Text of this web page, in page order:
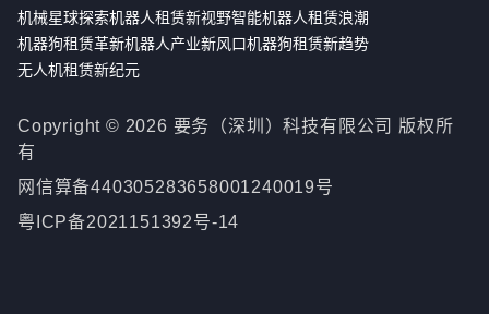
机械星球探索机器人租赁新视野智能机器人租赁浪潮
机器狗租赁革新机器人产业新风口机器狗租赁新趋势
无人机租赁新纪元
Copyright © 2026 要务（深圳）科技有限公司 版权所
有
网信算备440305283658001240019号
粤ICP备2021151392号-14